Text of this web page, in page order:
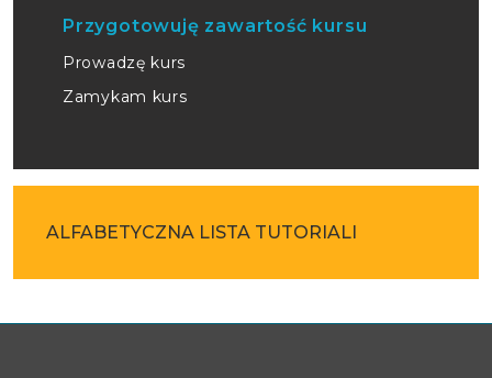
Przygotowuję zawartość kursu
Prowadzę kurs
Zamykam kurs
ALFABETYCZNA LISTA TUTORIALI